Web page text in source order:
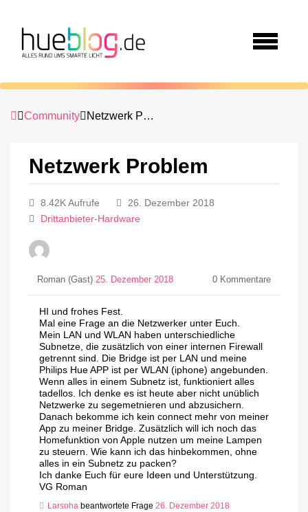
Community Netzwerk Problem
Netzwerk Problem
8.42K Aufrufe
26. Dezember 2018
Drittanbieter-Hardware
Roman (Gast) 25. Dezember 2018 0 Kommentare
HI und frohes Fest.
Mal eine Frage an die Netzwerker unter Euch.
Mein LAN und WLAN haben unterschiedliche
Subnetze, die zusätzlich von einer internen Firewall
getrennt sind. Die Bridge ist per LAN und meine
Philips Hue APP ist per WLAN (iphone) angebunden.
Wenn alles in einem Subnetz ist, funktioniert alles
tadellos. Ich denke es ist heute aber nicht unüblich
Netzwerke zu segemetnieren und abzusichern.
Danach bekomme ich kein connect mehr von meiner
App zu meiner Bridge. Zusätzlich will ich noch das
Homefunktion von Apple nutzen um meine Lampen
zu steuern. Wie kann ich das hinbekommen, ohne
alles in ein Subnetz zu packen?
Ich danke Euch für eure Ideen und Unterstützung.
VG Roman
Larsoha beantwortete Frage 26. Dezember 2018